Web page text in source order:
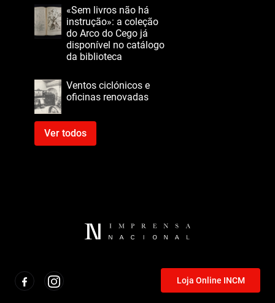
«Sem livros não há
instrução»: a coleção
do Arco do Cego já
disponível no catálogo
da biblioteca
Ventos ciclónicos e
oficinas renovadas
Ver todos
Loja Online INCM